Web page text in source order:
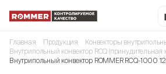
Главная Продукция
Конвекторы
Внутрипольный конвектор RCQ
Внутрипольный конвектор ROMMER RCQ-1000